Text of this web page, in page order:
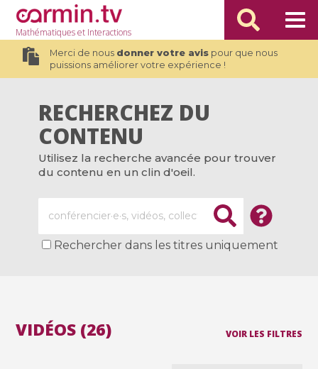
Mathématiqueset Interactions
Merci de nous donner votre avispour que nous
puissions améliorer votre expérience !
RECHERCHEZ DU
CONTENU
Utilisez la recherche avancée pour trouver
du contenu en un clin d'oeil.
Rechercher dans les titres uniquement
VOIR LES FILTRES
VIDÉOS (26)